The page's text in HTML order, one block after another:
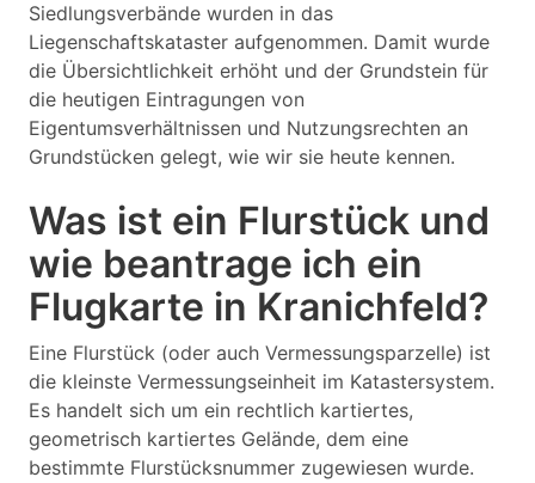
Siedlungsverbände wurden in das
Liegenschaftskataster aufgenommen. Damit wurde
die Übersichtlichkeit erhöht und der Grundstein für
die heutigen Eintragungen von
Eigentumsverhältnissen und Nutzungsrechten an
Grundstücken gelegt, wie wir sie heute kennen.
Was ist ein Flurstück und
wie beantrage ich ein
Flugkarte in Kranichfeld?
Eine Flurstück (oder auch Vermessungsparzelle) ist
die kleinste Vermessungseinheit im Katastersystem.
Es handelt sich um ein rechtlich kartiertes,
geometrisch kartiertes Gelände, dem eine
bestimmte Flurstücksnummer zugewiesen wurde.